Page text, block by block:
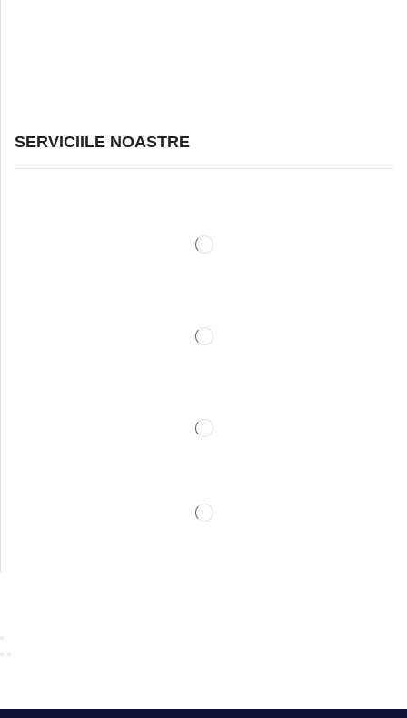
SERVICIILE NOASTRE